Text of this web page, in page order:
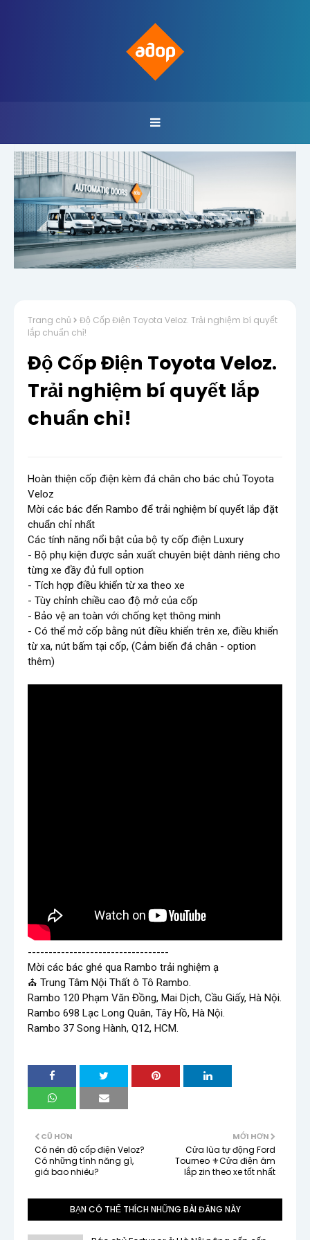
Trang chủ
Độ Cốp Điện Toyota Veloz. Trải nghiệm bí quyết
lắp chuẩn chỉ!
Độ Cốp Điện Toyota Veloz.
Trải nghiệm bí quyết lắp
chuẩn chỉ!
Hoàn thiện cốp điện kèm đá chân cho bác chủ Toyota
Veloz
Mời các bác đến Rambo để trải nghiệm bí quyết lắp đặt
chuẩn chỉ nhất
Các tính năng nổi bật của bộ ty cốp điện Luxury
- Bộ phụ kiện được sản xuất chuyên biệt dành riêng cho
từng xe đầy đủ full option
- Tích hợp điều khiển từ xa theo xe
- Tùy chỉnh chiều cao độ mở của cốp
- Bảo vệ an toàn với chống kẹt thông minh
- Có thể mở cốp bằng nút điều khiển trên xe, điều khiển
từ xa, nút bấm tại cốp, (Cảm biến đá chân - option
----------------------------------
Mời các bác ghé qua Rambo trải nghiệm ạ
⛪ Trung Tâm Nội Thất ô Tô Rambo.
Rambo 120 Phạm Văn Đồng, Mai Dịch, Cầu Giấy, Hà Nội.
Rambo 698 Lạc Long Quân, Tây Hồ, Hà Nội.
MỚI HƠN
Cửa lùa tự động Ford
Tourneo ⚜Cửa điện âm
lắp zin theo xe tốt nhất
CŨ HƠN
Có nên độ cốp điện Veloz?
Có những tính năng gì,
giá bao nhiêu?
BẠN CÓ THỂ THÍCH NHỮNG BÀI ĐĂNG NÀY